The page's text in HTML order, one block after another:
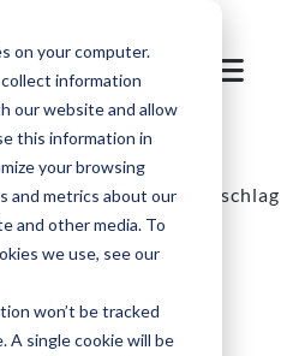
on your computer.
information
our website and allow
this information in
your browsing
and metrics about our
and other media. To
we use, see our
won’t be tracked
A single cookie will be
/Parken: Der Herzschlag